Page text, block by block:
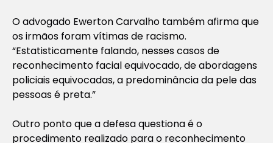
O advogado Ewerton Carvalho também afirma que
os irmãos foram vítimas de racismo.
“Estatisticamente falando, nesses casos de
reconhecimento facial equivocado, de abordagens
policiais equivocadas, a predominância da pele das
pessoas é preta.”
Outro ponto que a defesa questiona é o
procedimento realizado para o reconhecimento